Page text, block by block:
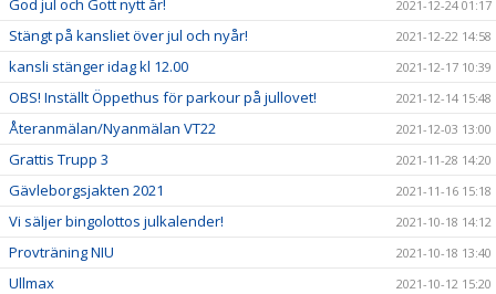
God jul och Gott nytt år! 2021-12-24 01:17
Stängt på kansliet över jul och nyår! 2021-12-22 14:58
kansli stänger idag kl 12.00 2021-12-17 10:39
OBS! Inställt Öppethus för parkour på jullovet! 2021-12-14 15:48
Återanmälan/Nyanmälan VT22 2021-12-03 13:00
Grattis Trupp 3 2021-11-28 14:20
Gävleborgsjakten 2021 2021-11-16 15:18
Vi säljer bingolottos julkalender! 2021-10-18 14:12
Provträning NIU 2021-10-18 13:40
Ullmax 2021-10-12 15:20